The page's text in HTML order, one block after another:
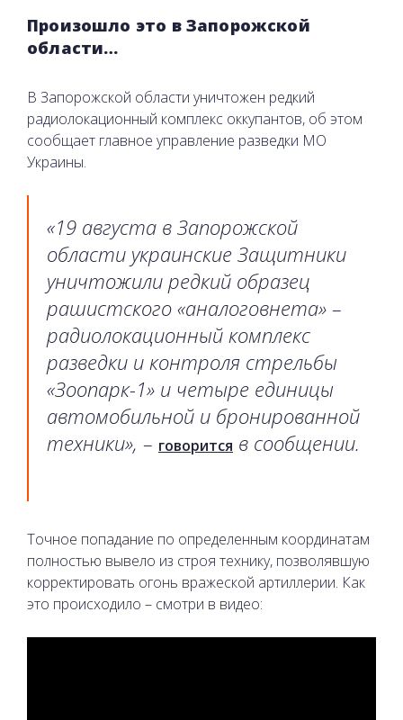
Произошло это в Запорожской
области…
В Запорожской области уничтожен редкий
радиолокационный комплекс оккупантов, об этом
сообщает главное управление разведки МО
Украины.
«19 августа в Запорожской
области украинские Защитники
уничтожили редкий образец
рашистского «аналоговнета» –
радиолокационный комплекс
разведки и контроля стрельбы
«Зоопарк-1» и четыре единицы
автомобильной и бронированной
техники», – говорится в сообщении.
Точное попадание по определенным координатам
полностью вывело из строя технику, позволявшую
корректировать огонь вражеской артиллерии. Как
это происходило – смотри в видео: